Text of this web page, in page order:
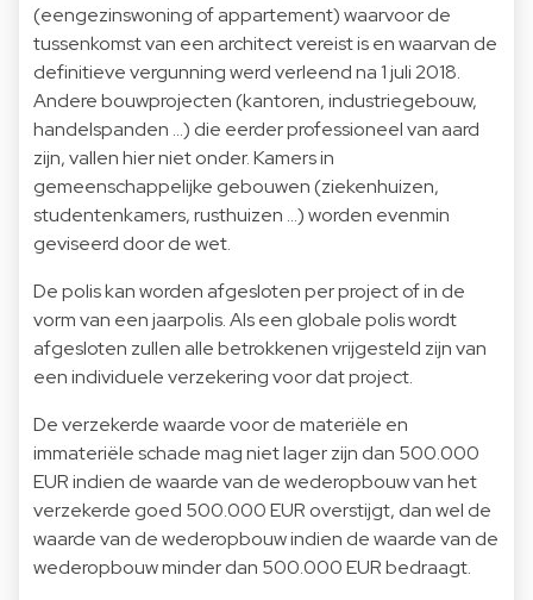
(eengezinswoning of appartement) waarvoor de
tussenkomst van een architect vereist is en waarvan de
definitieve vergunning werd verleend na 1 juli 2018.
Andere bouwprojecten (kantoren, industriegebouw,
handelspanden …) die eerder professioneel van aard
zijn, vallen hier niet onder. Kamers in
gemeenschappelijke gebouwen (ziekenhuizen,
studentenkamers, rusthuizen …) worden evenmin
geviseerd door de wet.
De polis kan worden afgesloten per project of in de
vorm van een jaarpolis. Als een globale polis wordt
afgesloten zullen alle betrokkenen vrijgesteld zijn van
een individuele verzekering voor dat project.
De verzekerde waarde voor de materiële en
immateriële schade mag niet lager zijn dan 500.000
EUR indien de waarde van de wederopbouw van het
verzekerde goed 500.000 EUR overstijgt, dan wel de
waarde van de wederopbouw indien de waarde van de
wederopbouw minder dan 500.000 EUR bedraagt.